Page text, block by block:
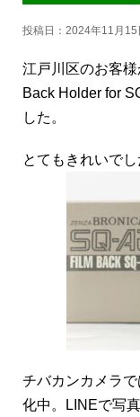
投稿日：2024年11月15
江戸川区のお客
Back Holder for
した。
とてもきれいで
チバカンカメラ
化中。LINEで写